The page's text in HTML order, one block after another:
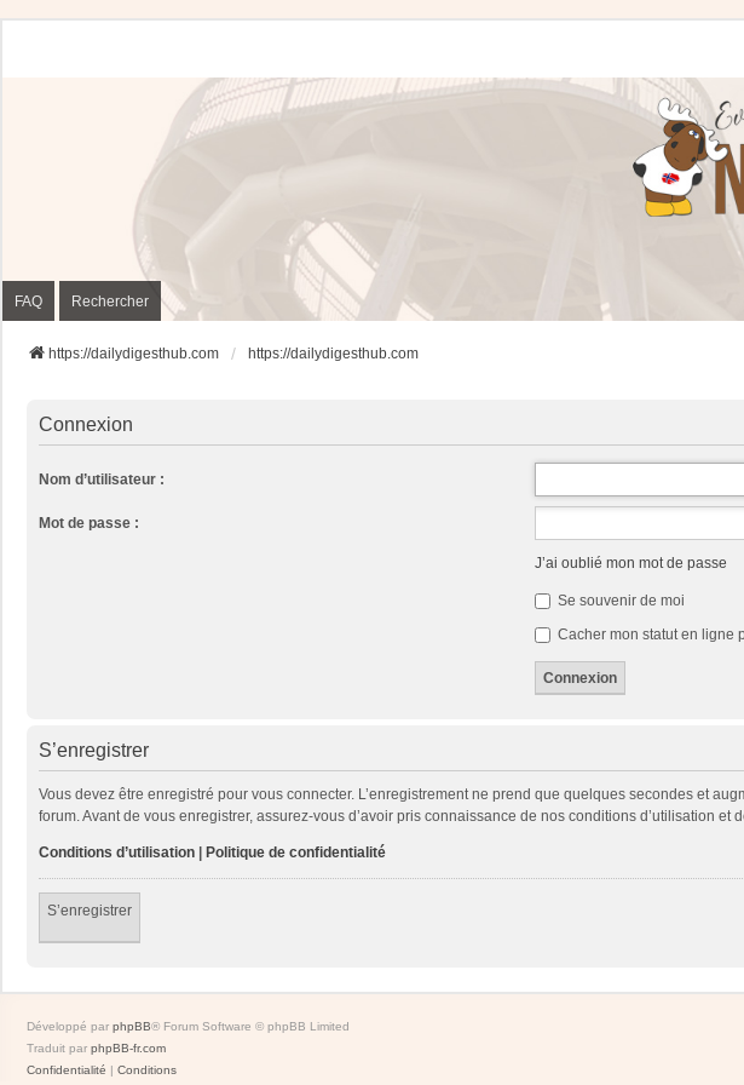
FAQ Rechercher
https://dailydigesthub.com https://dailydigesthub.com
Connexion
Nom d’utilisateur :
Mot de passe :
J’ai oublié mon mot de passe
Se souvenir de moi
Cacher mon statut en ligne
S’enregistrer
Vous devez être enregistré pour vous connecter. L’enregistrement ne prend que quelques secondes et
forum. Avant de vous enregistrer, assurez-vous d’avoir pris connaissance de nos conditions d’utilisation
Conditions d’utilisation Politique de confidentialité
S’enregistrer
Développé par phpBB® Forum Software © phpBB Limited
Traduit par phpBB-fr.com
Confidentialité | Conditions